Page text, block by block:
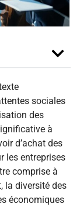
sociales
des
à
d’achat des
les entreprises
comprise à
la diversité des
économiques